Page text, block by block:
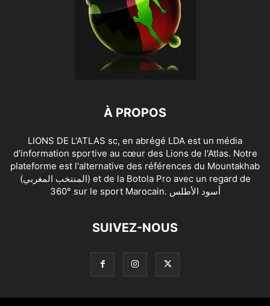
À PROPOS
LIONS DE L'ATLAS sc, en abrégé LDA est un média
d'information sportive au cœur des Lions de l'Atlas. Notre
plateforme est l'alternative des références du Mountakhab
(المنتخب المغربي) et de la Botola Pro avec un regard de
360° sur le sport Marocain. أسود الأطلس
SUIVEZ-NOUS